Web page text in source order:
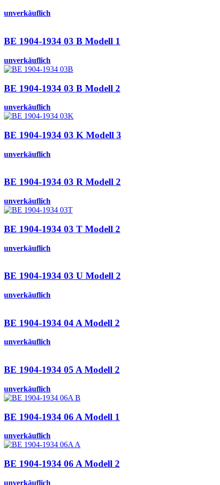
unverkäuflich
BE 1904-1934 03 B Modell 1
unverkäuflich
BE 1904-1934 03 B Modell 2
unverkäuflich
BE 1904-1934 03 K Modell 3
unverkäuflich
BE 1904-1934 03 R Modell 2
unverkäuflich
BE 1904-1934 03 T Modell 2
unverkäuflich
BE 1904-1934 03 U Modell 2
unverkäuflich
BE 1904-1934 04 A Modell 2
unverkäuflich
BE 1904-1934 05 A Modell 2
unverkäuflich
BE 1904-1934 06 A Modell 1
unverkäuflich
BE 1904-1934 06 A Modell 2
unverkäuflich